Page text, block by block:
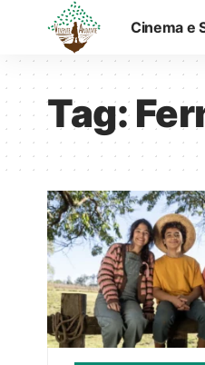
Cinema e
Tag: